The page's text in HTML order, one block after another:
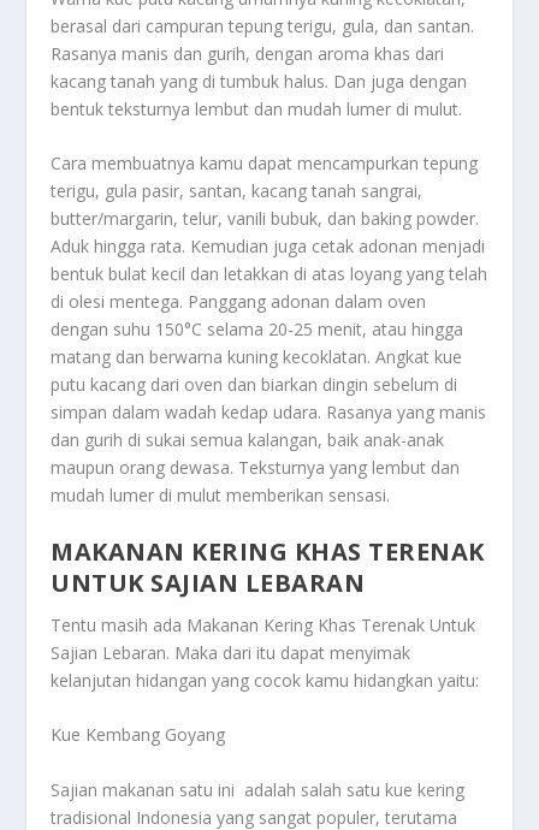
berasal dari campuran tepung terigu, gula, dan santan.
Rasanya manis dan gurih, dengan aroma khas dari
kacang tanah yang di tumbuk halus. Dan juga dengan
bentuk teksturnya lembut dan mudah lumer di mulut.
Cara membuatnya kamu dapat mencampurkan tepung
terigu, gula pasir, santan, kacang tanah sangrai,
butter/margarin, telur, vanili bubuk, dan baking powder.
Aduk hingga rata. Kemudian juga cetak adonan menjadi
bentuk bulat kecil dan letakkan di atas loyang yang telah
di olesi mentega. Panggang adonan dalam oven
dengan suhu 150°C selama 20-25 menit, atau hingga
matang dan berwarna kuning kecoklatan. Angkat kue
putu kacang dari oven dan biarkan dingin sebelum di
simpan dalam wadah kedap udara. Rasanya yang manis
dan gurih di sukai semua kalangan, baik anak-anak
maupun orang dewasa. Teksturnya yang lembut dan
mudah lumer di mulut memberikan sensasi.
MAKANAN KERING KHAS TERENAK
UNTUK SAJIAN LEBARAN
Tentu masih ada Makanan Kering Khas Terenak Untuk
Sajian Lebaran. Maka dari itu dapat menyimak
kelanjutan hidangan yang cocok kamu hidangkan yaitu:
Kue Kembang Goyang
Sajian makanan satu ini adalah salah satu kue kering
tradisional Indonesia yang sangat populer, terutama